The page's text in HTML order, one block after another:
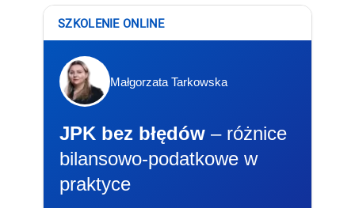
SZKOLENIE ONLINE
Małgorzata Tarkowska
JPK bez błędów – różnice
bilansowo-podatkowe w
praktyce